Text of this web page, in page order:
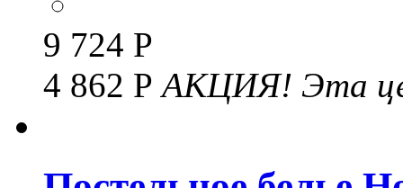
9 724 Р
4 862 РАКЦИЯ! Эта